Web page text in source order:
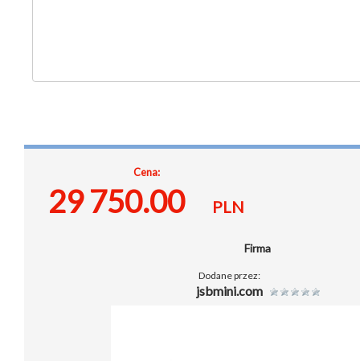
Cena:
29 750.00 PLN
Firma
Dodane przez:
jsbmini.com